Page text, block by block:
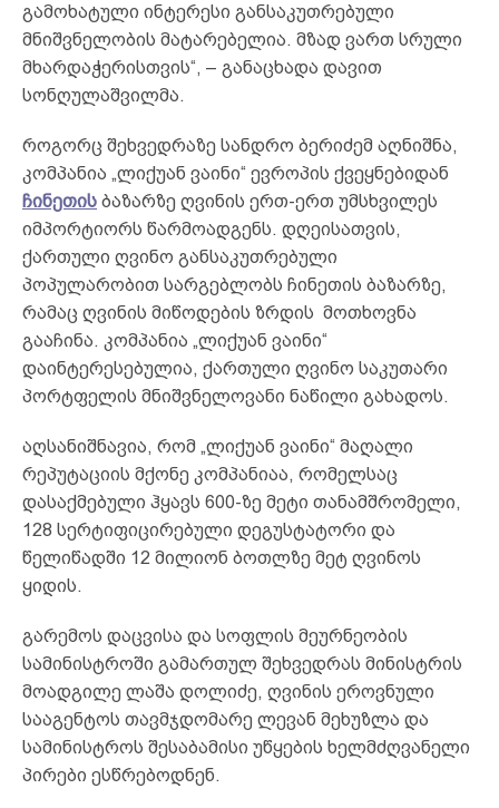
გამოხატული ინტერესი განსაკუთრებული
მნიშვნელობის მატარებელია. მზად ვართ სრული
მხარდაჭერისთვის“, – განაცხადა დავით
სონღულაშვილმა.
როგორც შეხვედრაზე სანდრო ბერიძემ აღნიშნა,
კომპანია „ლიქუან ვაინი“ ევროპის ქვეყნებიდან
ჩინეთის ბაზარზე ღვინის ერთ-ერთ უმსხვილეს
იმპორტიორს წარმოადგენს. დღეისათვის,
ქართული ღვინო განსაკუთრებული
პოპულარობით სარგებლობს ჩინეთის ბაზარზე,
რამაც ღვინის მიწოდების ზრდის მოთხოვნა
გააჩინა. კომპანია „ლიქუან ვაინი“
დაინტერესებულია, ქართული ღვინო საკუთარი
პორტფელის მნიშვნელოვანი ნაწილი გახადოს.
აღსანიშნავია, რომ „ლიქუან ვაინი“ მაღალი
რეპუტაციის მქონე კომპანიაა, რომელსაც
დასაქმებული ჰყავს 600-ზე მეტი თანამშრომელი,
128 სერტიფიცირებული დეგუსტატორი და
წელიწადში 12 მილიონ ბოთლზე მეტ ღვინოს
ყიდის.
გარემოს დაცვისა და სოფლის მეურნეობის
სამინისტროში გამართულ შეხვედრას მინისტრის
მოადგილე ლაშა დოლიძე, ღვინის ეროვნული
სააგენტოს თავმჯდომარე ლევან მეხუზლა და
სამინისტროს შესაბამისი უწყების ხელმძღვანელი
პირები ესწრებოდნენ.